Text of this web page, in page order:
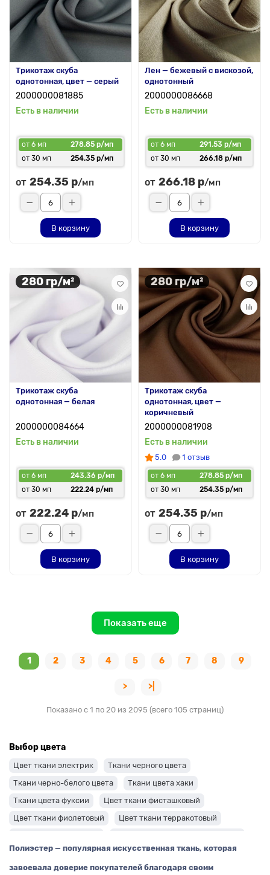
Трикотаж скуба
однотонная, цвет — серый
2000000081885
Есть в наличии
от 6 мп
278.85 р/мп
от 30 мп
254.35 р/мп
от 254.35 р/мп
В корзину
Лен — бежевый с вискозой,
однотонный
2000000086668
Есть в наличии
от 6 мп
291.53 р/мп
от 30 мп
266.18 р/мп
от 266.18 р/мп
В корзину
280 гр/м²
Трикотаж скуба
однотонная — белая
2000000084664
Есть в наличии
от 6 мп
243.36 р/мп
от 30 мп
222.24 р/мп
от 222.24 р/мп
В корзину
280 гр/м²
Трикотаж скуба
однотонная, цвет —
коричневый
2000000081908
Есть в наличии
5.0 1 отзыв
от 6 мп
278.85 р/мп
от 30 мп
254.35 р/мп
от 254.35 р/мп
В корзину
Показать еще
1 2 3 4 5 6 7 8 9
> >|
Показано с 1 по 20 из 2095 (всего 105 страниц)
Выбор цвета
Цвет ткани электрик
Ткани черного цвета
Ткани черно-белого цвета
Ткани цвета хаки
Ткани цвета фуксии
Цвет ткани фисташковый
Цвет ткани фиолетовый
Цвет ткани терракотовый
Цвет ткани серый + оттенки: темные и светлые
Цвет ткани салатовый
Цвет ткани розовый
Полиэстер — популярная искусственная ткань, которая
завоевала доверие покупателей благодаря своим